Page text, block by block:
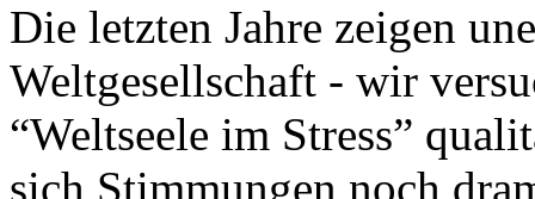
Die letzten Jahre zeigen
Weltgesellschaft - wir
“Weltseele im Stress”
sich Stimmungen noch